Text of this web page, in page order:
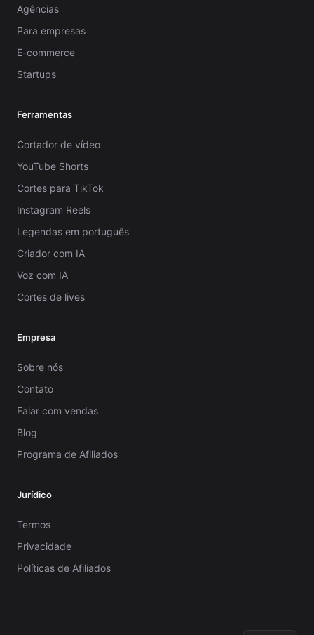
Agências
Para empresas
E-commerce
Startups
Ferramentas
Cortador de vídeo
YouTube Shorts
Cortes para TikTok
Instagram Reels
Legendas em português
Criador com IA
Voz com IA
Cortes de lives
Empresa
Sobre nós
Contato
Falar com vendas
Blog
Programa de Afiliados
Jurídico
Termos
Privacidade
Políticas de Afiliados